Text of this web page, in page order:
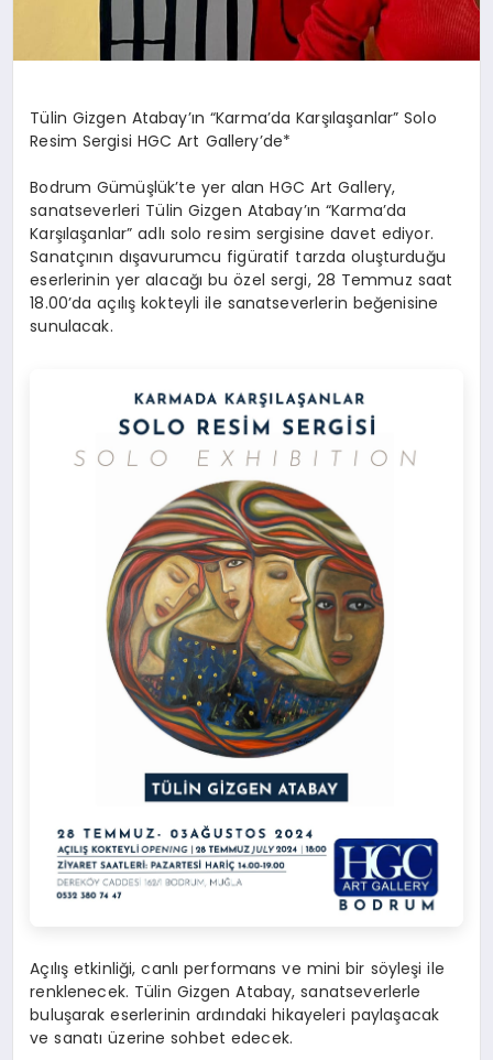
Tülin Gizgen Atabay’ın “Karma’da Karşılaşanlar” Solo
Resim Sergisi HGC Art Gallery’de*
Bodrum Gümüşlük’te yer alan HGC Art Gallery,
sanatseverleri Tülin Gizgen Atabay’ın “Karma’da
Karşılaşanlar” adlı solo resim sergisine davet ediyor.
Sanatçının dışavurumcu figüratif tarzda oluşturduğu
eserlerinin yer alacağı bu özel sergi, 28 Temmuz saat
18.00’da açılış kokteyli ile sanatseverlerin beğenisine
sunulacak.
Açılış etkinliği, canlı performans ve mini bir söyleşi ile
renklenecek. Tülin Gizgen Atabay, sanatseverlerle
buluşarak eserlerinin ardındaki hikayeleri paylaşacak
ve sanatı üzerine sohbet edecek.